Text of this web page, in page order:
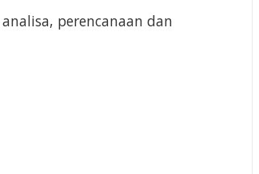
perencanaan dan